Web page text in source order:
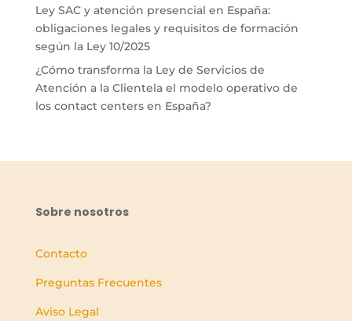
Ley SAC y atención presencial en España:
obligaciones legales y requisitos de formación
según la Ley 10/2025
¿Cómo transforma la Ley de Servicios de
Atención a la Clientela el modelo operativo de
los contact centers en España?
Sobre nosotros
Contacto
Preguntas Frecuentes
Aviso Legal